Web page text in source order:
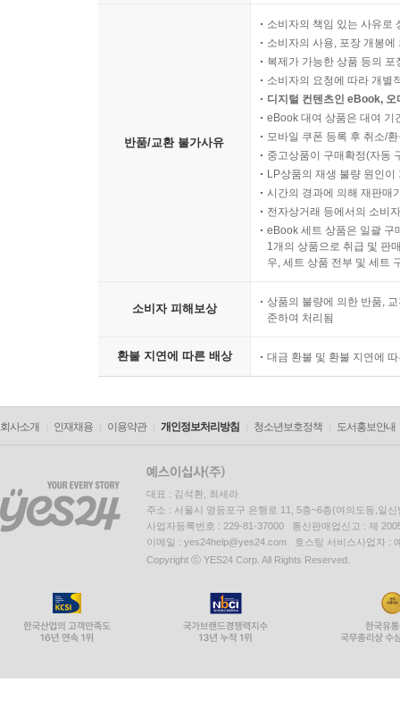
반품/교환 불가사유
소비자의 책임 있는 사유로
소비자의 사용, 포장 개봉
복제가 가능한 상품 등의
소비자의 요청에 따라 개별
디지털 컨텐츠인 eBook,
eBook 대여 상품은 대여 기
모바일 쿠폰 등록 후 취소/
중고상품이 구매확정(자동
LP상품의 재생 불량 원인
시간의 경과에 의해 재판매
전자상거래 등에서의 소비
eBook 세트 상품은 일괄 구
1개의 상품으로 취급 및 판
우, 세트 상품 전부 및 세트
소비자 피해보상
상품의 불량에 의한 반품,
준하여 처리됨
환불 지연에 따른 배상 대금 환불 및 환불 지연에
회사소개 인재채용 이용약관 개인정보처리방침 청소년보호정책 도서홍보안내
대표 : 김석환, 최세라
주소 : 서울시 영등포구 은행로 11, 5층~6층(여의도동,일신
사업자등록번호 : 229-81-37000 통신판매업신고 : 제
이메일 : yes24help@yes24.com 호스팅 서비스사업자 :
Copyright ⓒ YES24 Corp. All Rights Reserved.